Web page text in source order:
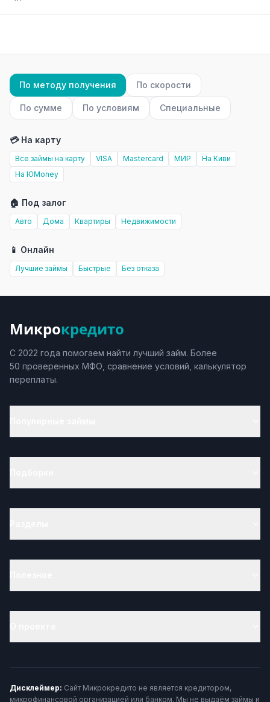
По методу получения По скорости
По сумме По условиям Специальные
💳 На карту
Все займы на карту VISA Mastercard МИР
На Киви
На ЮMoney
🏠 Под залог
Авто Дома Квартиры Недвижимости
📱 Онлайн
Лучшие займы Быстрые Без отказа
Микрокредито
С 2022 года помогаем найти лучший займ. Более
50 проверенных МФО, сравнение условий, калькулятор
переплаты.
Дисклеймер: Сайт Микрокредито не является кредитором,
микрофинансовой организацией или банком. Мы не выдаём займы и